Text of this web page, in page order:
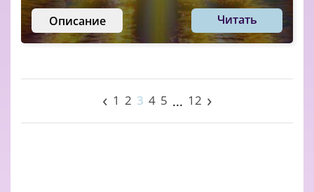
Описание Читать
‹ 1 2 3 4 5 ... 12 ›